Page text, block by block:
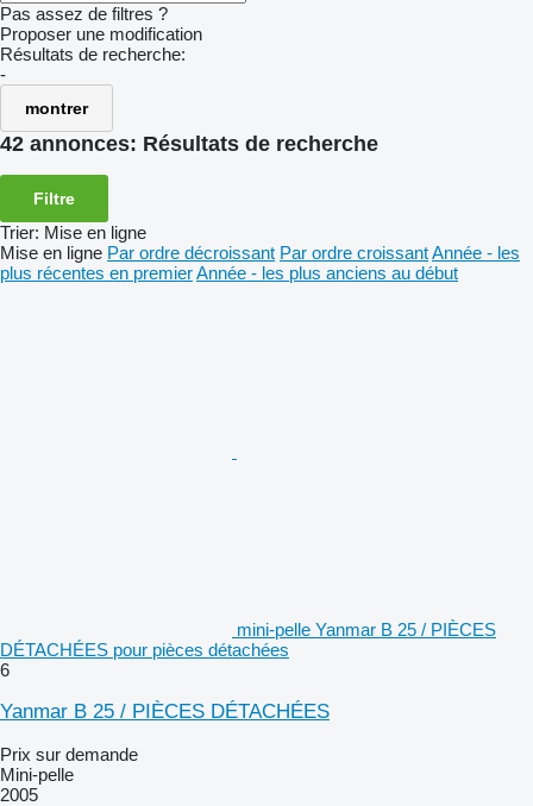
Pas assez de filtres ?
Proposer une modification
Résultats de recherche:
-
montrer
42 annonces: Résultats de recherche
Filtre
Trier: Mise en ligne
Mise en ligne Par ordre décroissant Par ordre croissantAnnée - les
plus récentes en premierAnnée - les plus anciens au début
mini-pelle Yanmar B 25 / PIÈCES
DÉTACHÉES pour pièces détachées
6
Yanmar B 25 / PIÈCES DÉTACHÉES
Prix sur demande
Mini-pelle
2005